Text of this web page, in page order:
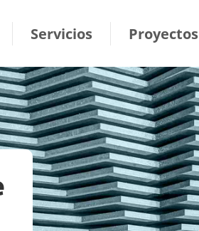
Servicios Proyectos